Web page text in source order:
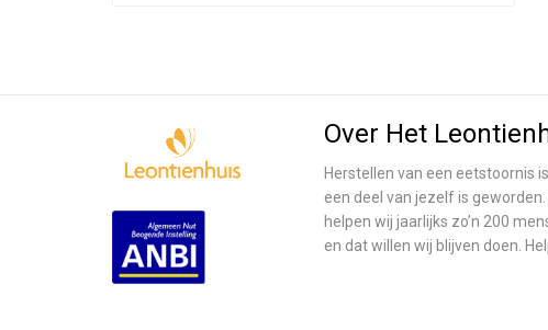
Over Het
Herstellen van een eetstoornis
een deel van jezelf is
helpen wij jaarlijks zo’n 200
en dat willen wij blijven doen.